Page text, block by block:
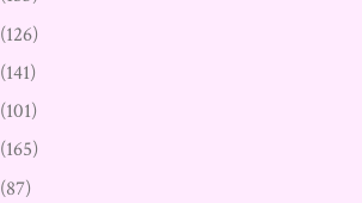
(126)
(141)
(101)
(165)
(87)